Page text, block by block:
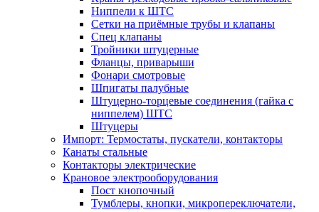
Ниппели к ШТС
Сетки на приёмные трубы и клапаны
Спец клапаны
Тройники штуцерные
Фланцы, приварыши
Фонари смотровые
Шпигаты палубные
Штуцерно-торцевые соединения (гайка с
ниппелем) ШТС
Штуцеры
Импорт: Термостаты, пускатели, контакторы
Канаты стальные
Контакторы электрические
Крановое электрооборудования
Пост кнопочный
Тумблеры, кнопки, микропереключатели,